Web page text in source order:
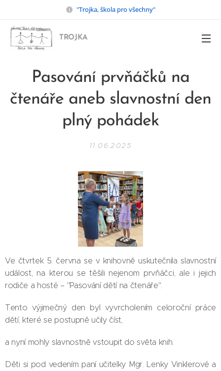
"Trojka, škola pro všechny"
TROJKA
Pasování prvňáčků na
čtenáře aneb slavnostní den
plný pohádek
11.06.2025
Ve čtvrtek 5. června se v knihovně uskutečnila slavnostní
událost, na kterou se těšili nejenom prvňáčci, ale i jejich
rodiče a hosté – "Pasování dětí na čtenáře".
Tento výjimečný den byl vyvrcholením celoroční práce
dětí, které se postupně učily číst,
a nyní mohly slavnostně vstoupit do světa knih.
Děti si pod vedením paní učitelky Mgr. Lenky Vinklerové a